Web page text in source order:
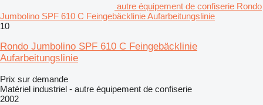
autre équipement de confiserie Rondo
Jumbolino SPF 610 C Feingebäcklinie Aufarbeitungslinie
10
Rondo Jumbolino SPF 610 C Feingebäcklinie
Aufarbeitungslinie
Prix sur demande
Matériel industriel - autre équipement de confiserie
2002